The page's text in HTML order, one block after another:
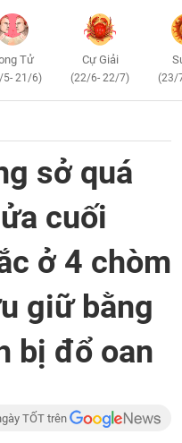
Tử
5- 21/6)
Cự Giải
(22/6- 22/7) (23/
sở quá
cuối
ở 4 chòm
giữ bằng
bị đổ oan
TỐT trên